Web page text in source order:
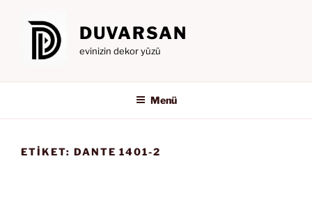
DUVARSAN
evinizin dekor yüzü
Menü
ETIKET: DANTE 1401-2